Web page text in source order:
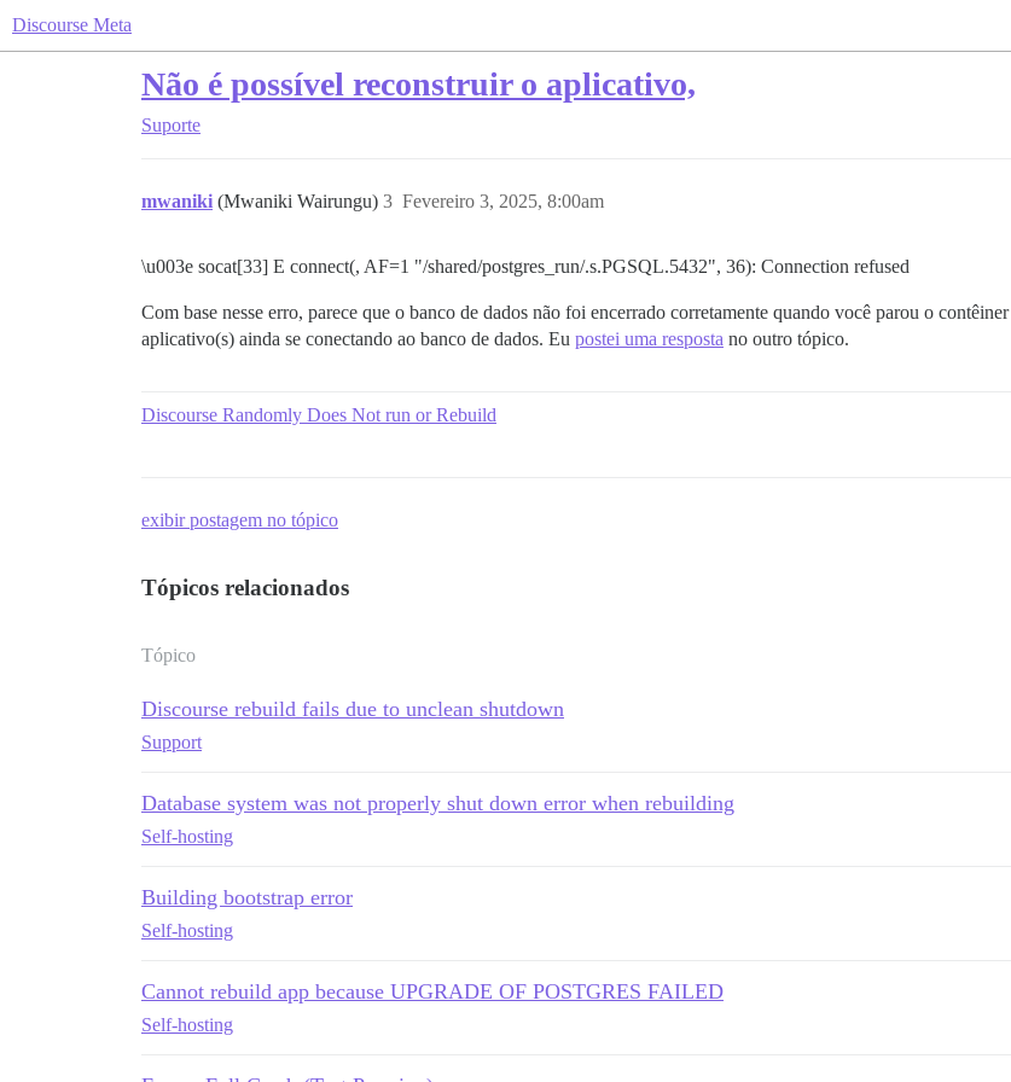
Discourse Meta
Não é possível reconstruir o aplicativo,
Suporte
mwaniki (Mwaniki Wairungu) Fevereiro 3, 2025, 8:00am
3
\u003e socat[33] E connect(, AF=1 "/shared/postgres_run/.s.PGSQL.5432", 36): Connection refused
Com base nesse erro, parece que o banco de dados não foi encerrado corretamente quando você parou o contêiner
aplicativo(s) ainda se conectando ao banco de dados. Eu postei uma resposta no outro tópico.
Discourse Randomly Does Not run or Rebuild
exibir postagem no tópico
Tópicos relacionados
Tópico
Discourse rebuild fails due to unclean shutdown
Support
Database system was not properly shut down error when rebuilding
Self-hosting
Building bootstrap error
Self-hosting
Cannot rebuild app because UPGRADE OF POSTGRES FAILED
Self-hosting